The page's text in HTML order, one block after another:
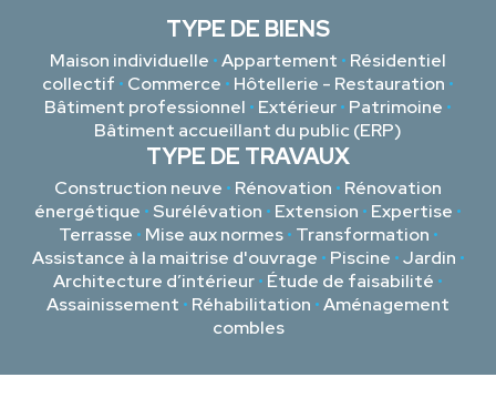
TYPE DE BIENS
Maison individuelle •Appartement • Résidentiel
collectif • Commerce • Hôtellerie - Restauration •
Bâtiment professionnel • Extérieur• Patrimoine •
Bâtiment accueillant du public (ERP)
TYPE DE TRAVAUX
Construction neuve • Rénovation • Rénovation
énergétique • Surélévation • Extension • Expertise •
Terrasse • Mise aux normes • Transformation •
Assistance à la maitrise d'ouvrage • Piscine •Jardin •
Architecture d’intérieur• Étude de faisabilité •
Assainissement • Réhabilitation •Aménagement
combles